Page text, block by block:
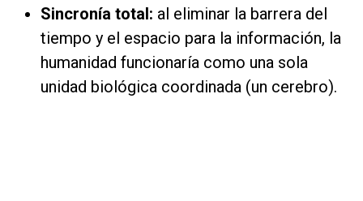
Sincronía total: al eliminar la barrera del
tiempo y el espacio para la información, la
humanidad funcionaría como una sola
unidad biológica coordinada (un cerebro).